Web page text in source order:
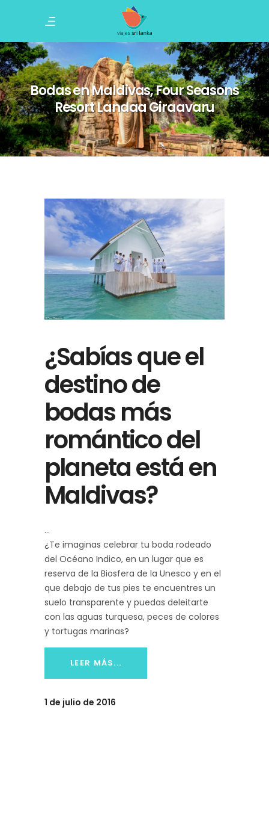
Bodas en Maldivas, Four Seasons
Resort Landaa Giraavaru
¿Sabías que el
destino de
bodas más
romántico del
planeta está en
Maldivas?
¿Te imaginas celebrar tu boda rodeado
del Océano Indico, en un lugar que es
reserva de la Biosfera de la Unesco y en el
que debajo de tus pies te encuentres un
suelo transparente y puedas deleitarte
con las aguas turquesa, peces de colores
y tortugas marinas?
LEER MÁS...
1 de julio de 2016